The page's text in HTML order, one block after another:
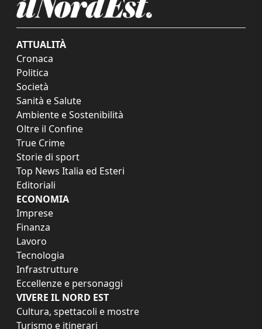
ATTUALITÀ
Cronaca
Politica
Società
Sanità e Salute
Ambiente e Sostenibilità
Oltre il Confine
True Crime
Storie di sport
Top News Italia ed Esteri
Editoriali
ECONOMIA
Imprese
Finanza
Lavoro
Tecnologia
Infrastrutture
Eccellenze e personaggi
VIVERE IL NORD EST
Cultura, spettacoli e mostre
Turismo e itinerari